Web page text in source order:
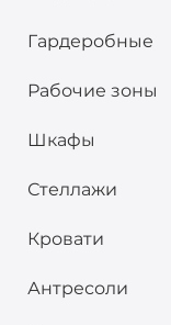
Гардеробные
Рабочие зоны
Шкафы
Стеллажи
Кровати
Антресоли